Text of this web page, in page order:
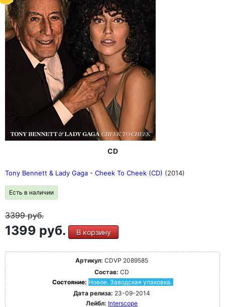
CD
Tony Bennett & Lady Gaga - Cheek To Cheek (CD) (2014)
Есть в наличии
3399руб.
1399 руб. В корзину
Артикул: CDVP 2089585
Состав: CD
Состояние: Новое. Заводская упаковка.
Дата релиза: 23-09-2014
Лейбл: Interscope